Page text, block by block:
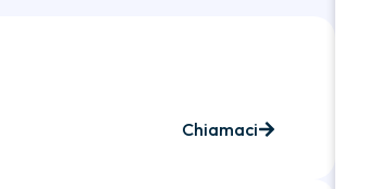
Chiamaci